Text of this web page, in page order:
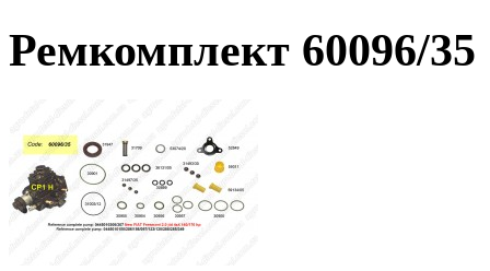
Ремкомплект 60096/35